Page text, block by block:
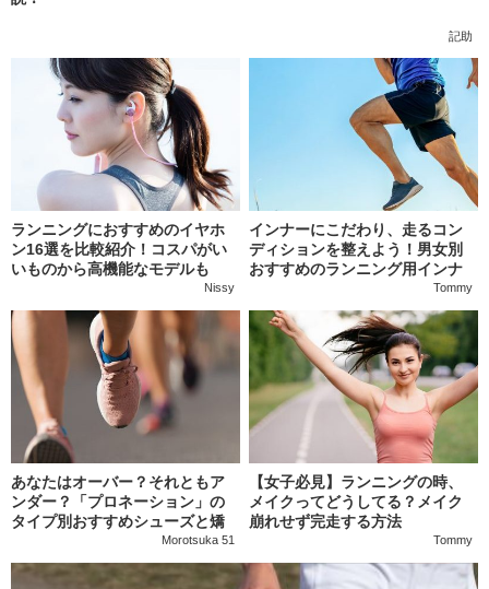
記助
ランニングにおすすめのイヤホ
ン16選を比較紹介！コスパがい
いものから高機能なモデルも
Nissy
インナーにこだわり、走るコン
ディションを整えよう！男女別
おすすめのランニング用インナ
Tommy
あなたはオーバー？それともア
ンダー？「プロネーション」の
タイプ別おすすめシューズと矯
Morotsuka 51
【女子必見】ランニングの時、
メイクってどうしてる？メイク
崩れせず完走する方法
Tommy